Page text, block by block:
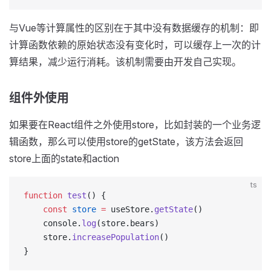
与Vue等计算属性的区别在于其中没有数据缓存的机制：即
计算函数依赖的原始状态没有变化时，可以缓存上一次的计
算结果，减少运行消耗。该机制需要由开发自己实现。
组件外使用
如果要在React组件之外使用store，比如封装的一个业务逻
辑函数，那么可以使用store的getState，该方法会返回
store上面的state和action
ts
function test () {
    const
store = useStore. getState()
    console.
log (store.bears)
    store.
increasePopulation()
}